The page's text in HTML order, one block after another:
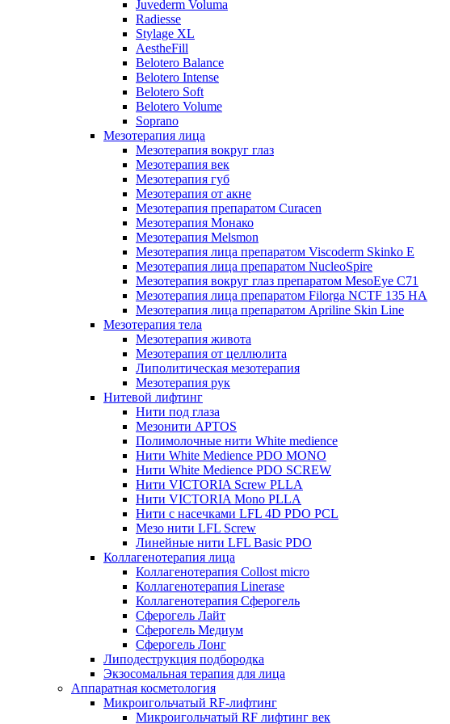
Juvederm Voluma
Radiesse
Stylage XL
AestheFill
Belotero Balance
Belotero Intense
Belotero Soft
Belotero Volume
Soprano
Мезотерапия лица
Мезотерапия вокруг глаз
Мезотерапия век
Мезотерапия губ
Мезотерапия от акне
Мезотерапия препаратом Curacen
Мезотерапия Монако
Мезотерапия Melsmon
Мезотерапия лица препаратом Viscoderm Skinko E
Мезотерапия лица препаратом NucleoSpire
Мезотерапия вокруг глаз препаратом MesoEye С71
Мезотерапия лица препаратом Filorga NCTF 135 HA
Мезотерапия лица препаратом Apriline Skin Line
Мезотерапия тела
Мезотерапия живота
Мезотерапия от целлюлита
Липолитическая мезотерапия
Мезотерапия рук
Нитевой лифтинг
Нити под глаза
Мезонити APTOS
Полимолочные нити White medience
Нити White Medience PDO MONO
Нити White Medience PDO SCREW
Нити VICTORIA Screw PLLA
Нити VICTORIA Mono PLLA
Нити с насечками LFL 4D PDO PCL
Мезо нити LFL Screw
Линейные нити LFL Basic PDO
Коллагенотерапия лица
Коллагенотерапия Collost micro
Коллагенотерапия Linerase
Коллагенотерапия Сферогель
Сферогель Лайт
Сферогель Медиум
Сферогель Лонг
Липодеструкция подбородка
Экзосомальная терапия для лица
Аппаратная косметология
Микроигольчатый RF-лифтинг
Микроигольчатый RF лифтинг век